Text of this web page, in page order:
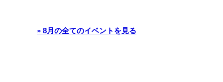
» 8月の全てのイベントを見る